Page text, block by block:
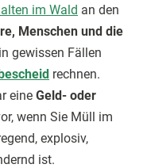
im Wald an den
Menschen und die
gewissen Fällen
rechnen.
eine Geld- oder
wenn Sie Müll im
explosiv,
ist.